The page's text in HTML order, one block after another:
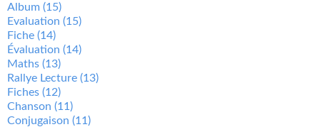
Album (15)
Evaluation (15)
Fiche (14)
Évaluation (14)
Maths (13)
Rallye Lecture (13)
Fiches (12)
Chanson (11)
Conjugaison (11)